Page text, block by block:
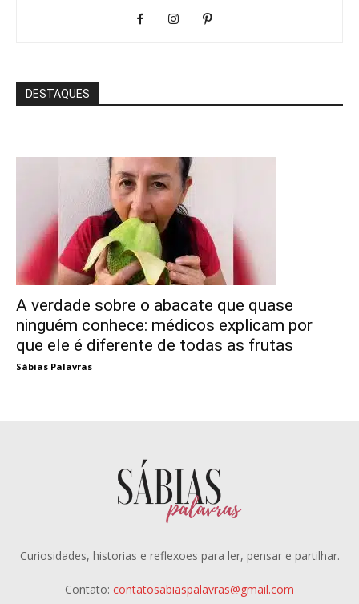
DESTAQUES
A verdade sobre o abacate que quase
ninguém conhece: médicos explicam por
que ele é diferente de todas as frutas
Sábias Palavras
Curiosidades, historias e reflexoes para ler, pensar e partilhar.
Contato: contatosabiaspalavras@gmail.com